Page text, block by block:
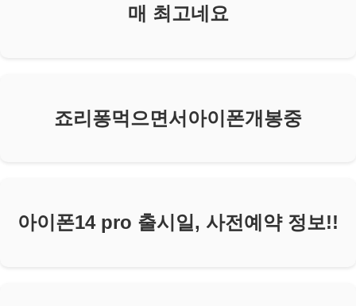
매 최고네요
죠리퐁먹으면서아이폰개봉중
아이폰14 pro 출시일, 사전예약 정보!!